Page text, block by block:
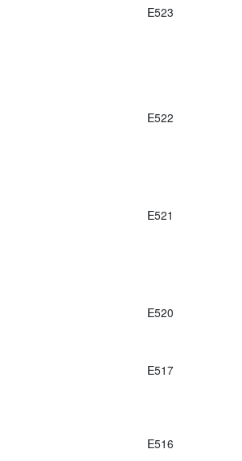
E523
E522
E521
E520
E517
E516